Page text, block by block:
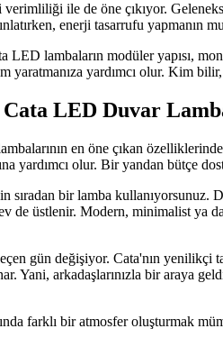
ile de öne çıkıyor.
enerji tasarrufu
lambaların modüler yapısı,
yaratmanıza yardımcı olur. Kim
Cata LED Duvar
en öne çıkan
yardımcı olur. Bir yandan bütçe
sıradan bir lamba
de üstlenir. Modern, minimalist ya
gün değişiyor. Cata'nın yenilikçi
Yani, arkadaşlarınızla bir
farklı bir atmosfer oluşturmak